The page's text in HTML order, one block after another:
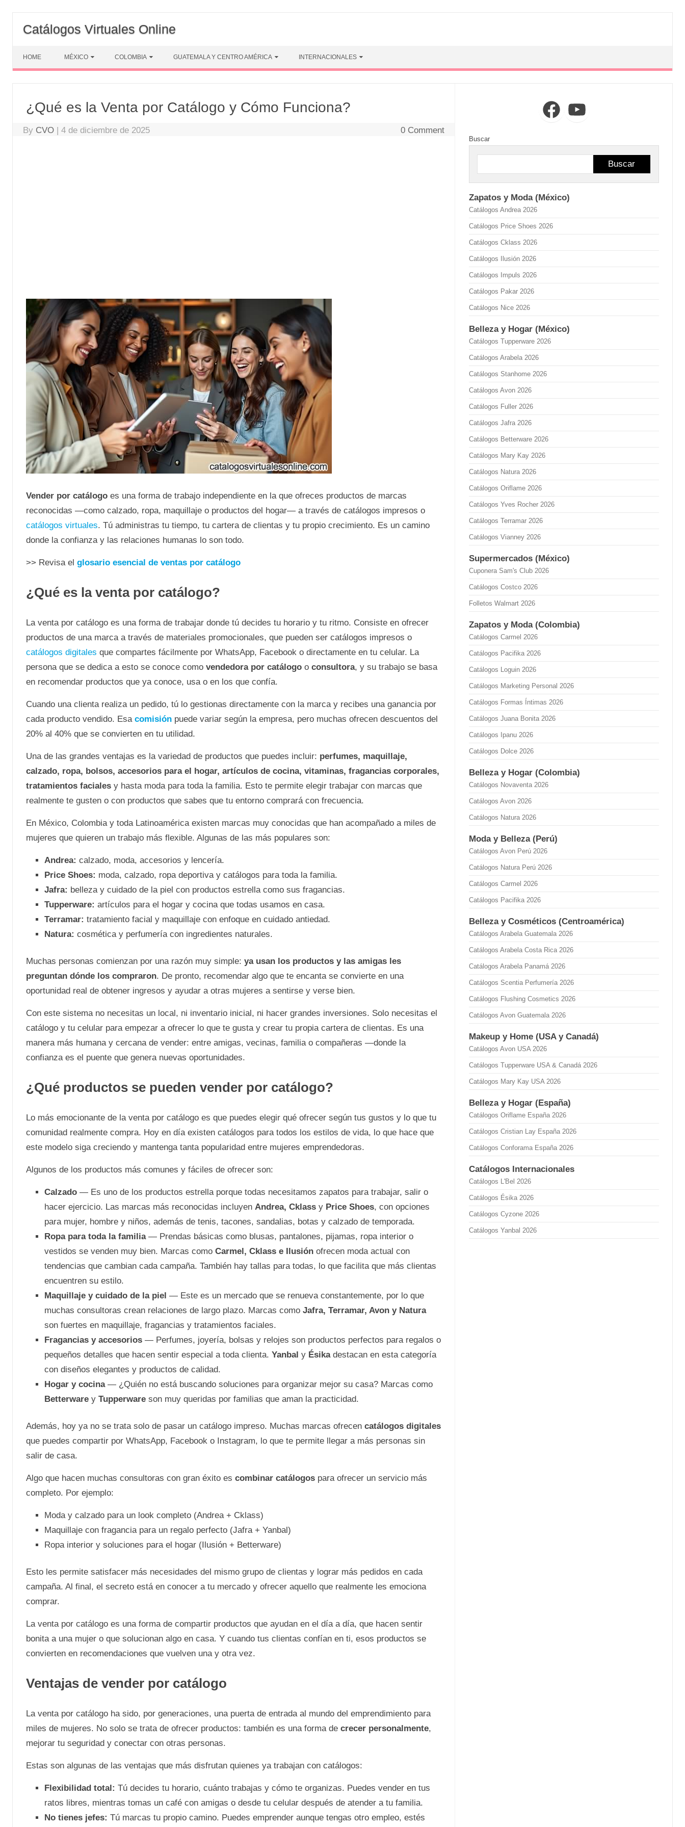
content
Catálogos Virtuales Online
HOME MÉXICO COLOMBIA GUATEMALA Y CENTRO AMÉRICA INTERNACIONALES
¿Qué es la Venta por Catálogo y Cómo Funciona?
By CVO | 4 de diciembre de 2025 0 Comment
Vender por catálogoes una forma de trabajo independiente en la que ofreces productos de marcas
reconocidas —como calzado, ropa, maquillaje o productos del hogar— a través de catálogos impresos o
catálogos virtuales. Tú administras tu tiempo, tu cartera de clientas y tu propio crecimiento. Es un camino
donde la confianza y las relaciones humanas lo son todo.
>> Revisa el glosario esencial de ventas por catálogo
¿Qué es la venta por catálogo?
La venta por catálogo es una forma de trabajar donde tú decides tu horario y tu ritmo. Consiste en ofrecer
productos de una marca a través de materiales promocionales, que pueden ser catálogos impresos o
catálogos digitales que compartes fácilmente por WhatsApp, Facebook o directamente en tu celular. La
persona que se dedica a esto se conoce como vendedora por catálogoo consultora, y su trabajo se basa
en recomendar productos que ya conoce, usa o en los que confía.
Cuando una clienta realiza un pedido, tú lo gestionas directamente con la marca y recibes una ganancia por
cada producto vendido. Esa comisiónpuede variar según la empresa, pero muchas ofrecen descuentos del
20% al 40% que se convierten en tu utilidad.
Una de las grandes ventajas es la variedad de productos que puedes incluir: perfumes, maquillaje,
calzado, ropa, bolsos, accesorios para el hogar, artículos de cocina, vitaminas, fragancias corporales,
tratamientos facialesy hasta moda para toda la familia. Esto te permite elegir trabajar con marcas que
realmente te gusten o con productos que sabes que tu entorno comprará con frecuencia.
En México, Colombia y toda Latinoamérica existen marcas muy conocidas que han acompañado a miles de
mujeres que quieren un trabajo más flexible. Algunas de las más populares son:
Andrea: calzado, moda, accesorios y lencería.
Price Shoes: moda, calzado, ropa deportiva y catálogos para toda la familia.
Jafra: belleza y cuidado de la piel con productos estrella como sus fragancias.
Tupperware: artículos para el hogar y cocina que todas usamos en casa.
Terramar: tratamiento facial y maquillaje con enfoque en cuidado antiedad.
Natura: cosmética y perfumería con ingredientes naturales.
Muchas personas comienzan por una razón muy simple: ya usan los productos y las amigas les
preguntan dónde los compraron. De pronto, recomendar algo que te encanta se convierte en una
oportunidad real de obtener ingresos y ayudar a otras mujeres a sentirse y verse bien.
Con este sistema no necesitas un local, ni inventario inicial, ni hacer grandes inversiones. Solo necesitas el
catálogo y tu celular para empezar a ofrecer lo que te gusta y crear tu propia cartera de clientas. Es una
manera más humana y cercana de vender: entre amigas, vecinas, familia o compañeras —donde la
confianza es el puente que genera nuevas oportunidades.
¿Qué productos se pueden vender por catálogo?
Lo más emocionante de la venta por catálogo es que puedes elegir qué ofrecer según tus gustos y lo que tu
comunidad realmente compra. Hoy en día existen catálogos para todos los estilos de vida, lo que hace que
este modelo siga creciendo y mantenga tanta popularidad entre mujeres emprendedoras.
Algunos de los productos más comunes y fáciles de ofrecer son:
Calzado— Es uno de los productos estrella porque todas necesitamos zapatos para trabajar, salir o
hacer ejercicio. Las marcas más reconocidas incluyen Andrea, Cklassy Price Shoes, con opciones
para mujer, hombre y niños, además de tenis, tacones, sandalias, botas y calzado de temporada.
Ropa para toda la familia— Prendas básicas como blusas, pantalones, pijamas, ropa interior o
vestidos se venden muy bien. Marcas como Carmel, Cklass e Ilusiónofrecen moda actual con
tendencias que cambian cada campaña. También hay tallas para todas, lo que facilita que más clientas
encuentren su estilo.
Maquillaje y cuidado de la piel — Este es un mercado que se renueva constantemente, por lo que
muchas consultoras crean relaciones de largo plazo. Marcas como Jafra, Terramar, Avon y Natura
son fuertes en maquillaje, fragancias y tratamientos faciales.
Fragancias y accesorios— Perfumes, joyería, bolsas y relojes son productos perfectos para regalos o
pequeños detalles que hacen sentir especial a toda clienta. Yanbal y Ésikadestacan en esta categoría
con diseños elegantes y productos de calidad.
Hogar y cocina— ¿Quién no está buscando soluciones para organizar mejor su casa? Marcas como
Betterwarey Tupperwareson muy queridas por familias que aman la practicidad.
Además, hoy ya no se trata solo de pasar un catálogo impreso. Muchas marcas ofrecen catálogos digitales
que puedes compartir por WhatsApp, Facebook o Instagram, lo que te permite llegar a más personas sin
salir de casa.
Algo que hacen muchas consultoras con gran éxito es combinar catálogospara ofrecer un servicio más
completo. Por ejemplo:
Moda y calzado para un look completo (Andrea + Cklass)
Maquillaje con fragancia para un regalo perfecto (Jafra + Yanbal)
Ropa interior y soluciones para el hogar (Ilusión + Betterware)
Esto les permite satisfacer más necesidades del mismo grupo de clientas y lograr más pedidos en cada
campaña. Al final, el secreto está en conocer a tu mercado y ofrecer aquello que realmente les emociona
comprar.
La venta por catálogo es una forma de compartir productos que ayudan en el día a día, que hacen sentir
bonita a una mujer o que solucionan algo en casa. Y cuando tus clientas confían en ti, esos productos se
convierten en recomendaciones que vuelven una y otra vez.
Ventajas de vender por catálogo
La venta por catálogo ha sido, por generaciones, una puerta de entrada al mundo del emprendimiento para
miles de mujeres. No solo se trata de ofrecer productos: también es una forma de crecer personalmente,
mejorar tu seguridad y conectar con otras personas.
Estas son algunas de las ventajas que más disfrutan quienes ya trabajan con catálogos:
Flexibilidad total: Tú decides tu horario, cuánto trabajas y cómo te organizas. Puedes vender en tus
ratos libres, mientras tomas un café con amigas o desde tu celular después de atender a tu familia.
No tienes jefes: Tú marcas tu propio camino. Puedes emprender aunque tengas otro empleo, estés
FacebookYouTube
Buscar
Buscar
Zapatos y Moda (México)
Catálogos Andrea 2026
Catálogos Price Shoes 2026
Catálogos Cklass 2026
Catálogos Ilusión 2026
Catálogos Impuls 2026
Catálogos Pakar 2026
Catálogos Nice 2026
Belleza y Hogar (México)
Catálogos Tupperware 2026
Catálogos Arabela 2026
Catálogos Stanhome 2026
Catálogos Avon 2026
Catálogos Fuller 2026
Catálogos Jafra 2026
Catálogos Betterware 2026
Catálogos Mary Kay 2026
Catálogos Natura 2026
Catálogos Oriflame 2026
Catálogos Yves Rocher 2026
Catálogos Terramar 2026
Catálogos Vianney 2026
Supermercados (México)
Cuponera Sam's Club 2026
Catálogos Costco 2026
Folletos Walmart 2026
Zapatos y Moda (Colombia)
Catálogos Carmel 2026
Catálogos Pacifika 2026
Catálogos Loguin 2026
Catálogos Marketing Personal 2026
Catálogos Formas Íntimas 2026
Catálogos Juana Bonita 2026
Catálogos Ipanu 2026
Catálogos Dolce 2026
Belleza y Hogar (Colombia)
Catálogos Novaventa 2026
Catálogos Avon 2026
Catálogos Natura 2026
Moda y Belleza (Perú)
Catálogos Avon Perú 2026
Catálogos Natura Perú 2026
Catálogos Carmel 2026
Catálogos Pacifika 2026
Belleza y Cosméticos (Centroamérica)
Catálogos Arabela Guatemala 2026
Catálogos Arabela Costa Rica 2026
Catálogos Arabela Panamá 2026
Catálogos Scentia Perfumería 2026
Catálogos Flushing Cosmetics 2026
Catálogos Avon Guatemala 2026
Makeup y Home (USA y Canadá)
Catálogos Avon USA 2026
Catálogos Tupperware USA & Canadá 2026
Catálogos Mary Kay USA 2026
Belleza y Hogar (España)
Catálogos Oriflame España 2026
Catálogos Cristian Lay España 2026
Catálogos Conforama España 2026
Catálogos Internacionales
Catálogos L'Bel 2026
Catálogos Ésika 2026
Catálogos Cyzone 2026
Catálogos Yanbal 2026